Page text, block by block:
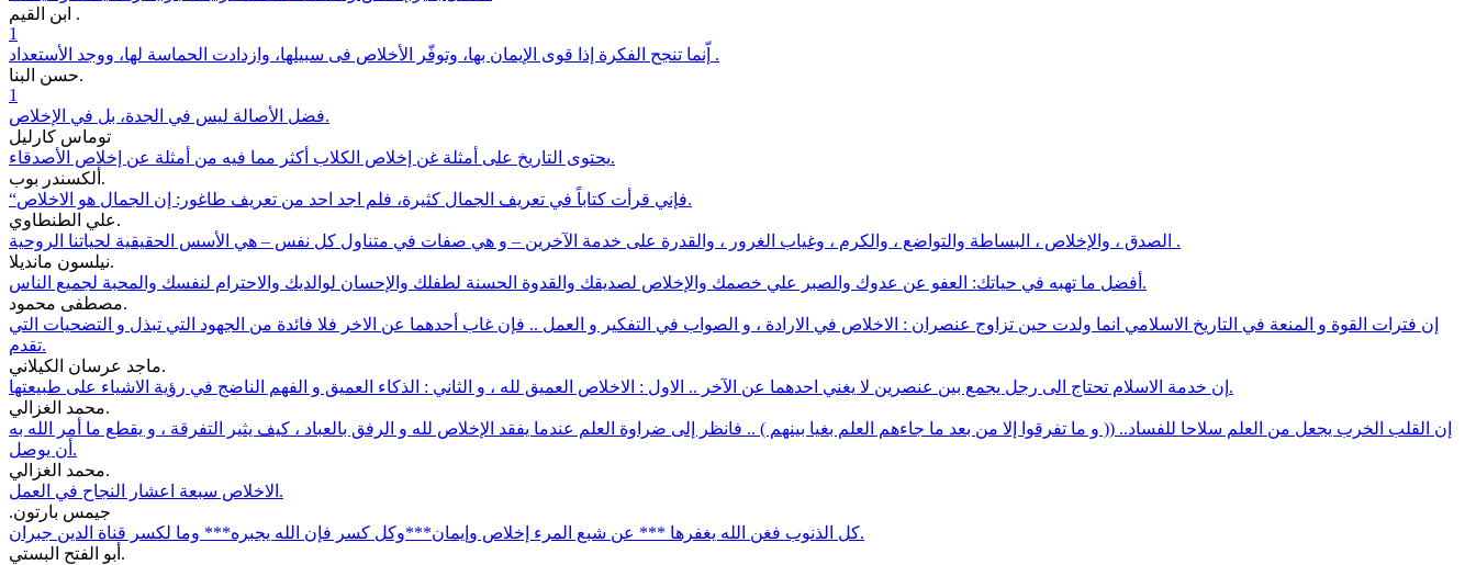
ابن القيم .
1
إّنما تنجح الفكرة إذا قوى الإيمان بها، وتوفّر الأخلاص فى سبيلها، وازدادت الحماسة لها، ووجد الأستعداد .
حسن البنا.
1
فضل الأصالة ليس في الجدة، بل في الإخلاص.
توماس كارليل
يحتوى التاريخ على أمثلة غن إخلاص الكلاب أكثر مما فيه من أمثلة عن إخلاص الأصدقاء.
ألكسندر بوب.
“فإني قرأت كتاباً في تعريف الجمال كثيرة، فلم اجد احد من تعريف طاغور: إن الجمال هو الاخلاص.
علي الطنطاوي.
الصدق ، والإخلاص ، البساطة والتواضع ، والكرم ، وغياب الغرور ، والقدرة على خدمة الآخرين – و هي صفات في متناول كل نفس – هي الأسس الحقيقية لحياتنا الروحية .
نيلسون مانديلا.
أفضل ما تهبه في حياتك: العفو عن عدوك والصبر علي خصمك والإخلاص لصديقك والقدوة الحسنة لطفلك والإحسان لوالديك والاحترام لنفسك والمحبة لجميع الناس.
مصطفى محمود.
إن فترات القوة و المنعة في التاريخ الاسلامي انما ولدت حين تزاوج عنصران : الاخلاص في الارادة ، و الصواب في التفكير و العمل .. فإن غاب أحدهما عن الاخر فلا فائدة من الجهود التي تبذل و التضحيات التي
تقدم.
ماجد عرسان الكيلاني.
إن خدمة الاسلام تحتاج الى رجل يجمع بين عنصرين لا يغني احدهما عن الآخر .. الاول : الاخلاص العميق لله ، و الثاني : الذكاء العميق و الفهم الناضج في رؤية الاشياء على طبيعتها.
محمد الغزالي.
إن القلب الخرب يجعل من العلم سلاحا للفساد.. (( و ما تفرقوا إلا من بعد ما جاءهم العلم بغيا بينهم ) .. فانظر إلى ضراوة العلم عندما يفقد الإخلاص لله و الرفق بالعباد ، كيف يثير التفرقة ، و يقطع ما أمر الله به
أن يوصل.
محمد الغزالي.
الاخلاص سبعة اعشار النجاح في العمل.
.جيمس بارتون
كل الذنوب فغن الله يغفرها *** عن شبع المرء إخلاص وإيمان***وكل كسر فإن الله يجبره*** وما لكسر قناة الدين جبران.
أبو الفتح البستي.